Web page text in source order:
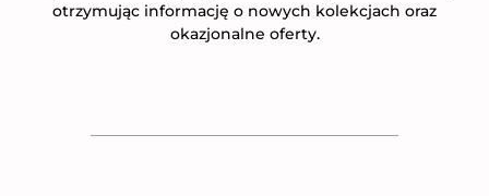
otrzymując informację o nowych kolekcjach oraz
okazjonalne oferty.